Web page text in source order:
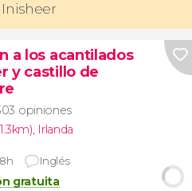
Inisheer
a los acantilados
y castillo de
opiniones
Irlanda
Inglés
gratuita